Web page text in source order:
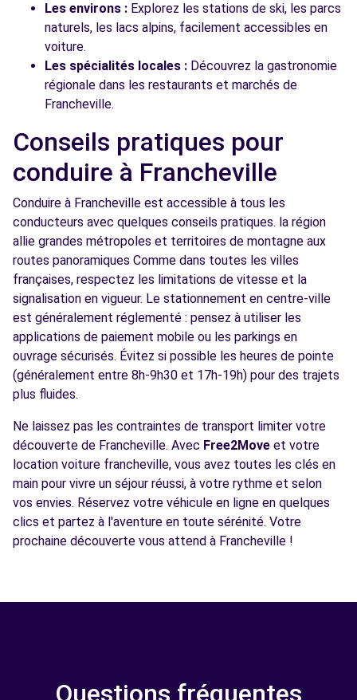
Les environs : Explorez les stations de ski, les parcs
naturels, les lacs alpins, facilement accessibles en
voiture.
Les spécialités locales : Découvrez la gastronomie
régionale dans les restaurants et marchés de
Francheville.
Conseils pratiques pour
conduire à Francheville
Conduire à Francheville est accessible à tous les
conducteurs avec quelques conseils pratiques. la région
allie grandes métropoles et territoires de montagne aux
routes panoramiques Comme dans toutes les villes
françaises, respectez les limitations de vitesse et la
signalisation en vigueur. Le stationnement en centre-ville
est généralement réglementé : pensez à utiliser les
applications de paiement mobile ou les parkings en
ouvrage sécurisés. Évitez si possible les heures de pointe
(généralement entre 8h-9h30 et 17h-19h) pour des trajets
plus fluides.
Ne laissez pas les contraintes de transport limiter votre
découverte de Francheville. Avec Free2Move et votre
location voiture francheville, vous avez toutes les clés en
main pour vivre un séjour réussi, à votre rythme et selon
vos envies. Réservez votre véhicule en ligne en quelques
clics et partez à l'aventure en toute sérénité. Votre
prochaine découverte vous attend à Francheville !
Questions fréquentes